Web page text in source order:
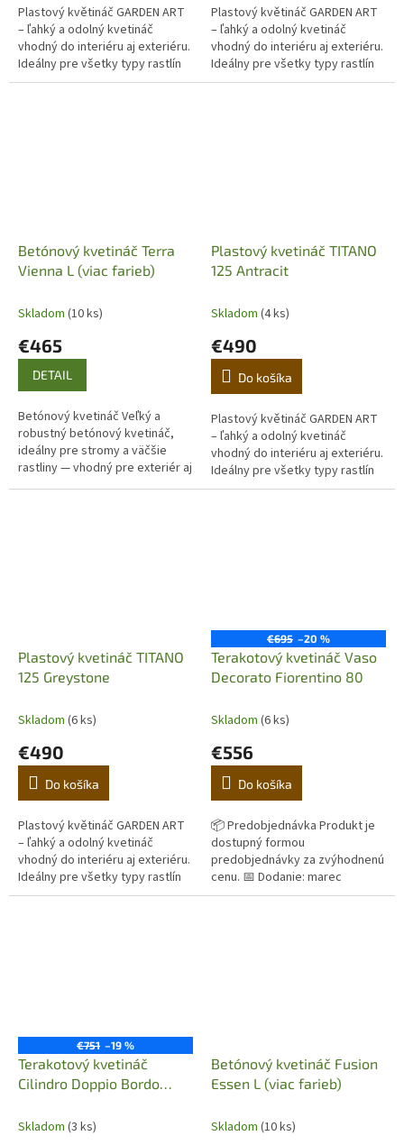
Plastový květináč GARDEN ART
– ľahký a odolný kvetináč
vhodný do interiéru aj exteriéru.
Ideálny pre všetky typy rastlín
vrátane olivovníkov. Odoláva UV
Plastový květináč GARDEN ART
– ľahký a odolný kvetináč
vhodný do interiéru aj exteriéru.
Ideálny pre všetky typy rastlín
vrátane olivovníkov. Odoláva UV
Betónový kvetináč Terra
Vienna L (viac farieb)
Skladom (10 ks)
€465
DETAIL
Betónový kvetináč Veľký a
robustný betónový kvetináč,
ideálny pre stromy a väčšie
rastliny — vhodný pre exteriér aj
priestranné interiéry. Vďaka
Plastový kvetináč TITANO
125 Antracit
Skladom (4 ks)
€490
Do košíka
Plastový květináč GARDEN ART
– ľahký a odolný kvetináč
vhodný do interiéru aj exteriéru.
Ideálny pre všetky typy rastlín
vrátane olivovníkov. Odoláva UV
Plastový kvetináč TITANO
125 Greystone
Skladom (6 ks)
€490
Do košíka
Plastový květináč GARDEN ART
– ľahký a odolný kvetináč
vhodný do interiéru aj exteriéru.
Ideálny pre všetky typy rastlín
vrátane olivovníkov. Odoláva UV
€695 –20 %
Terakotový kvetináč Vaso
Decorato Fiorentino 80
Skladom (6 ks)
€556
Do košíka
📦 Predobjednávka Produkt je
dostupný formou
predobjednávky za zvýhodnenú
cenu. 📅 Dodanie: marec
Originálny terakotový kvetináč z
€751 –19 %
Terakotový kvetináč
Cilindro Doppio Bordo
Skladom (3 ks)
Betónový kvetináč Fusion
Essen L (viac farieb)
Skladom (10 ks)